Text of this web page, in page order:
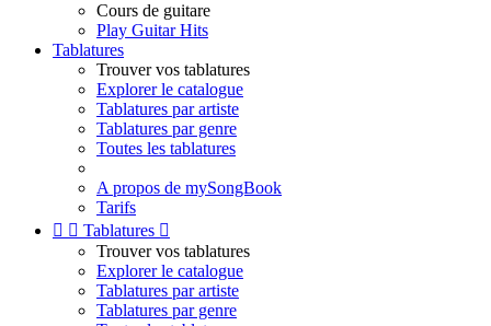
Cours de guitare
Play Guitar Hits
Tablatures
Trouver vos tablatures
Explorer le catalogue
Tablatures par artiste
Tablatures par genre
Toutes les tablatures
A propos de mySongBook
Tarifs
  Tablatures 
Trouver vos tablatures
Explorer le catalogue
Tablatures par artiste
Tablatures par genre